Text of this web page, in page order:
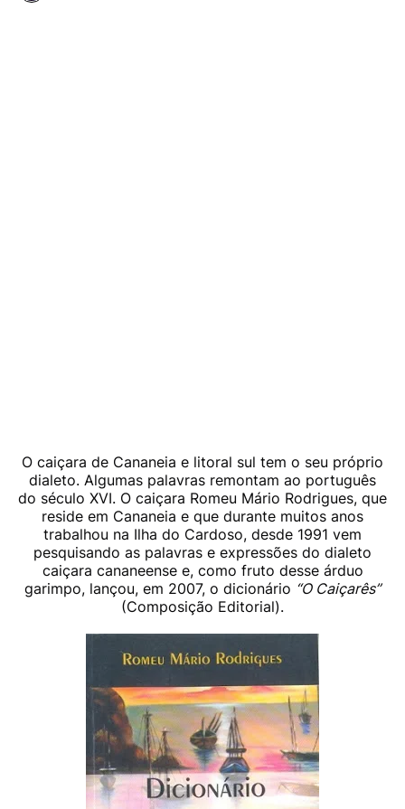
O caiçara de Cananeia e litoral sul tem o seu próprio
dialeto. Algumas palavras remontam ao português
do século XVI. O caiçara Romeu Mário Rodrigues, que
reside em Cananeia e que durante muitos anos
trabalhou na Ilha do Cardoso, desde 1991 vem
pesquisando as palavras e expressões do dialeto
caiçara cananeense e, como fruto desse árduo
garimpo, lançou, em 2007, o dicionário “O Caiçarês”
(Composição Editorial).